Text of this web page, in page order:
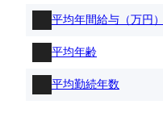
平均年間給与（万円）
平均年齢
平均勤続年数